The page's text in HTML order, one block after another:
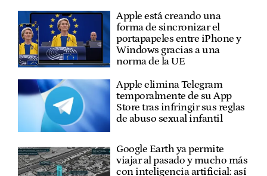
Apple está creando una
forma de sincronizar el
portapapeles entre iPhone y
Windows gracias a una
norma de la UE
Apple elimina Telegram
temporalmente de su App
Store tras infringir sus reglas
de abuso sexual infantil
Google Earth ya permite
viajar al pasado y mucho más
con inteligencia artificial: así